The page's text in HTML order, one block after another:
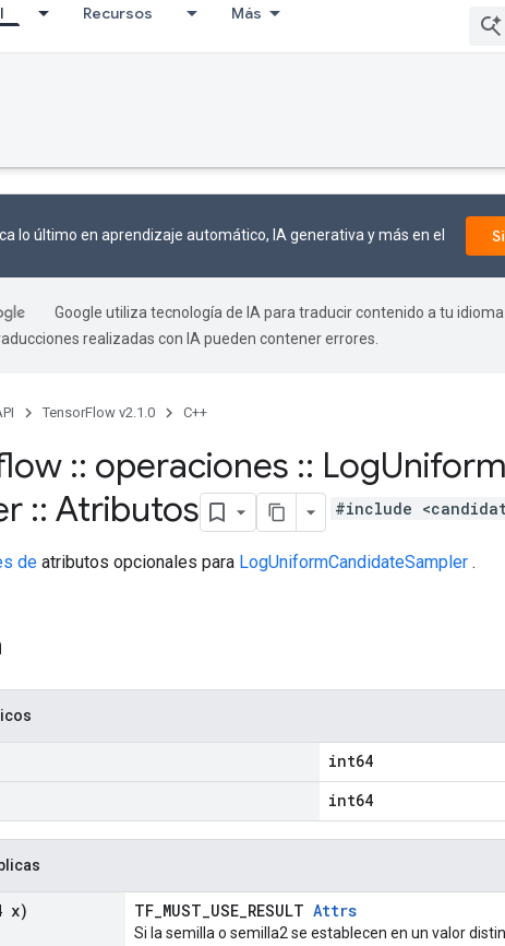
Recursos Más
lo último en aprendizaje automático, IA generativa y más en el
Google utiliza tecnología de IA para traducir contenido a tu idioma
realizadas con IA pueden contener errores.
TensorFlow v2.1.0 C++
:: operaciones :: LogUniform
:: Atributos #include
de atributos opcionales para LogUniformCandidateSampler .
int64
int64
x) TF_MUST_USE_RESULT Attrs
Si la semilla o semilla2 se establecen en un valor